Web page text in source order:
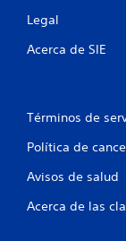
Legal
Acerca de SIE
Términos de
Política de
Avisos de salud
Acerca de las